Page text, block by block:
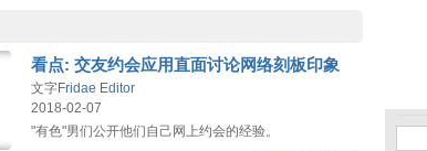
看点: 交友约会应用直面讨论网络刻板印象
文字Fridae Editor
2018-02-07
"有色"男们公开他们自己网上约会的经验。